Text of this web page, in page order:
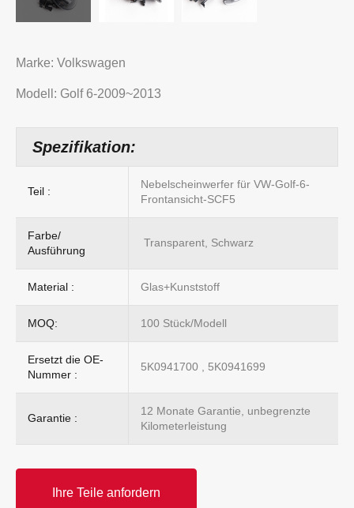
Marke: Volkswagen
Modell: Golf 6-2009~2013
Spezifikation:
Teil :
Nebelscheinwerfer für VW-Golf-6-
Frontansicht-SCF5
Farbe/
Ausführung
Transparent, Schwarz
Material : Glas+Kunststoff
MOQ: 100 Stück/Modell
Ersetzt die OE-
Nummer :
5K0941700 , 5K0941699
Garantie :
12 Monate Garantie, unbegrenzte
Kilometerleistung
Ihre Teile anfordern